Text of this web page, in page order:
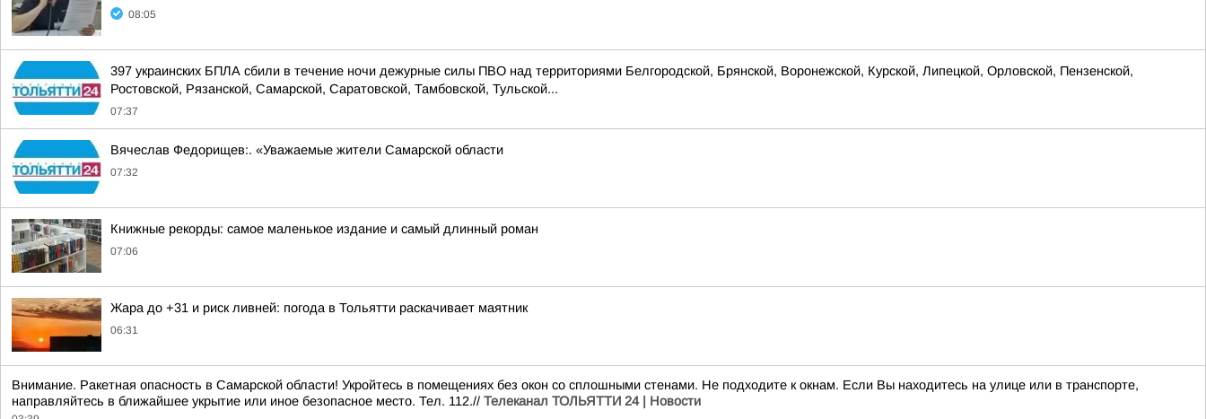
08:05
397 украинских БПЛА сбили в течение ночи дежурные силы ПВО над территориями Белгородской, Брянской, Воронежской, Курской, Липецкой, Орловской, Пензенской,
Ростовской, Рязанской, Самарской, Саратовской, Тамбовской, Тульской...
07:37
Вячеслав Федорищев:. «Уважаемые жители Самарской области
07:32
Книжные рекорды: самое маленькое издание и самый длинный роман
07:06
Жара до +31 и риск ливней: погода в Тольятти раскачивает маятник
06:31
Внимание. Ракетная опасность в Самарской области! Укройтесь в помещениях без окон со сплошными стенами. Не подходите к окнам. Если Вы находитесь на улице или в транспорте,
направляйтесь в ближайшее укрытие или иное безопасное место. Тел. 112.// Телеканал ТОЛЬЯТТИ 24 | Новости